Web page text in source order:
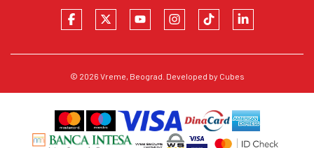
© 2026 Vreme , Beograd. Developed by Cubes